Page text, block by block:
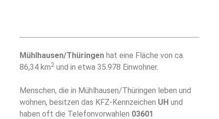
Mühlhausen/Thüringen hat eine Fläche von ca.
86,34 km2 und in etwa 35.978 Einwohner.
Menschen, die in Mühlhausen/Thüringen leben und
wohnen, besitzen das KFZ-Kennzeichen UH und
haben oft die Telefonvorwahlen 03601